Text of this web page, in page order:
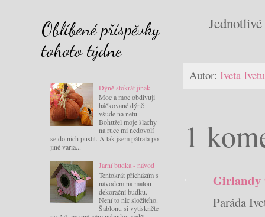
Autor: Iveta
1
Girlandy
Paráda
Oblíbené příspěvky
tohoto týdne
Dýně stokrát jinak.
Moc a moc obdivuji
háčkované dýně
všude na netu.
Bohužel moje šlachy
na ruce mi nedovolí
se do nich pustit. A tak jsem pátrala po
jiné varia...
Jarní budka - návod
Tentokrát přicházím s
návodem na malou
dekorační budku.
Není to nic složitého.
Šablonu si vytiskněte